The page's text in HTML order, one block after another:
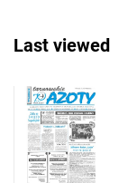
dodatek
21
21
Last viewed